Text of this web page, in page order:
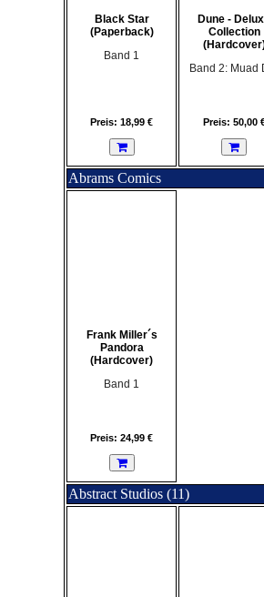
Black Star
(Paperback)
Band 1
Preis: 18,99 €
Dune -
Collection
Band 2: Muad
Preis: 50,00
Abrams Comics
Frank Miller´s
Pandora
(Hardcover)
Band 1
Preis: 24,99 €
Abstract Studios (11)